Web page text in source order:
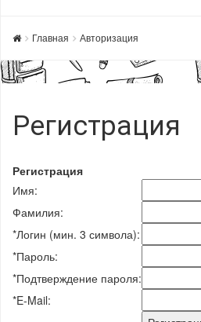
Главная Авторизация
Регистрация
Регистрация
Имя:
Фамилия:
*Логин (мин. 3 символа):
*Пароль:
*Подтверждение пароля:
*E-Mail: